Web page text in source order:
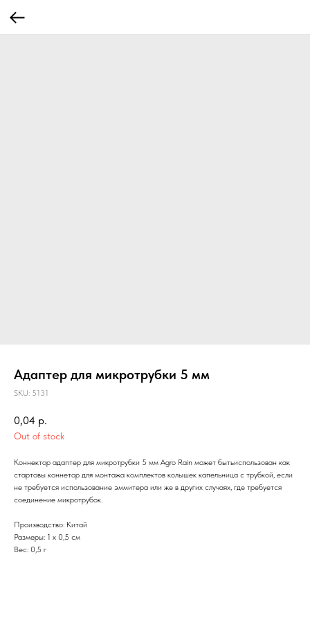
Адаптер для микротрубки 5 мм
SKU: 5131
0,04 р.
Out of stock
Коннектор адаптер для микротрубки 5 мм Agro Rain может бытьиспользован как
стартовы коннетор для монтажа комплектов колышек капельница с трубкой, если
не требуется использование эммитера или же в других случаях, где требуется
соединение микротрубок.
Производство: Китай
Размеры: 1 х 0,5 см
Вес: 0,5 г